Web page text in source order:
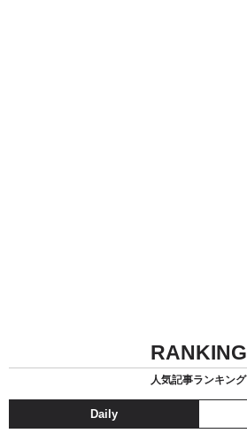
RANKING
人気記事ランキング
Daily